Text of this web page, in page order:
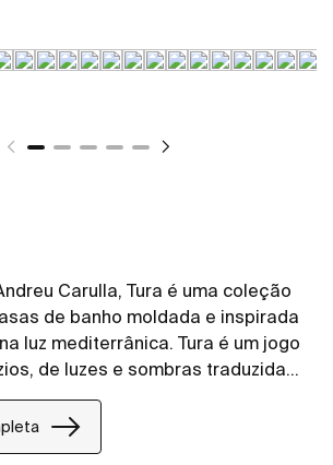
Carulla, Tura é uma coleção
de banho moldada e inspirada
luz mediterrânica. Tura é um jogo
de luzes e sombras traduzida
a casa de banho. Inovação e
estão presentes em toda a
design e tecnologia até ao uso de